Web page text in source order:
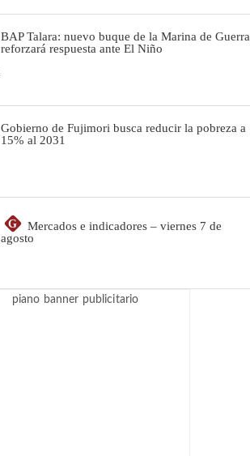
BAP Talara: nuevo buque de la Marina de Guerra
reforzará respuesta ante El Niño
Gobierno de Fujimori busca reducir la pobreza a
15% al 2031
G
Mercados e indicadores – viernes 7 de
agosto